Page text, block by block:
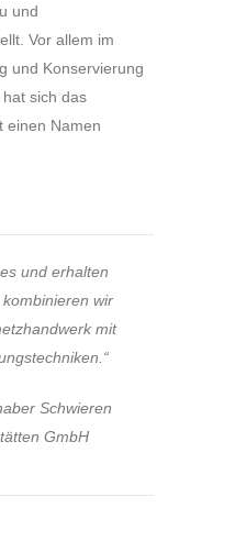
und
Vor allem im
und Konservierung
sich das
einen Namen
und erhalten
wir
mit
Schwieren
GmbH